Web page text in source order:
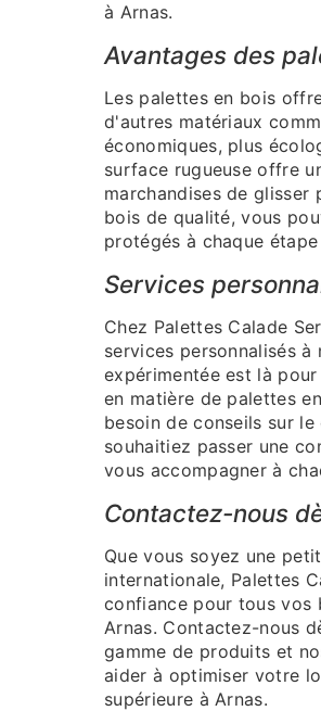
à Arnas.
Avantages des
Les palettes en bois
d'autres matériaux
économiques, plus
surface rugueuse offre
marchandises de
bois de qualité, vous
protégés à chaque
Services
Chez Palettes Calade
services personnalisés
expérimentée est là
en matière de palettes
besoin de conseils sur
souhaitiez passer une
vous accompagner à
Contactez-nous
Que vous soyez une
internationale, Palettes
confiance pour tous vos
Arnas. Contactez-nous
gamme de produits et
aider à optimiser votre
supérieure à Arnas.